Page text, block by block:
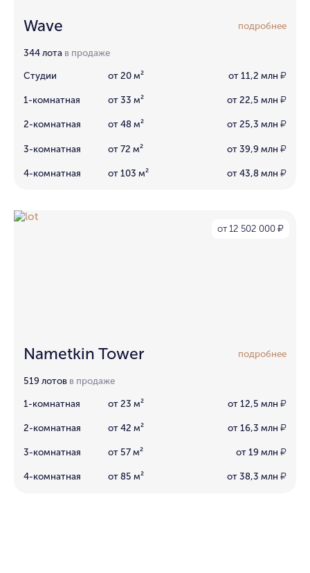
Wave подробнее
344 лота в продаже
Студии от 20 м² от 11,2 млн ₽
1-комнатная от 33 м² от 22,5 млн ₽
2-комнатная от 48 м² от 25,3 млн ₽
3-комнатная от 72 м² от 39,9 млн ₽
4-комнатная от 103 м² от 43,8 млн ₽
от 12 502 000 ₽
Nametkin Tower подробнее
519 лотов в продаже
1-комнатная от 23 м² от 12,5 млн ₽
2-комнатная от 42 м² от 16,3 млн ₽
3-комнатная от 57 м² от 19 млн ₽
4-комнатная от 85 м² от 38,3 млн ₽